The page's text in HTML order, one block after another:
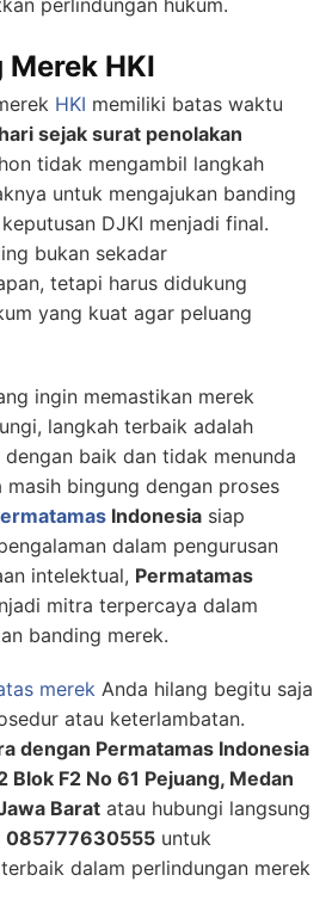
perlindungan hukum.
HKI
HKI memiliki batas waktu
sejak surat penolakan
tidak mengambil langkah
untuk mengajukan banding
DJKI menjadi final.
bukan sekadar
tetapi harus didukung
yang kuat agar peluang
ingin memastikan merek
langkah terbaik adalah
baik dan tidak menunda
bingung dengan proses
Indonesia siap
dalam pengurusan
intelektual, Permatamas
mitra terpercaya dalam
banding merek.
merek Anda hilang begitu saja
atau keterlambatan.
dengan Permatamas Indonesia
Blok F2 No 61 Pejuang, Medan
Barat atau hubungi langsung
085777630555 untuk
dalam perlindungan merek